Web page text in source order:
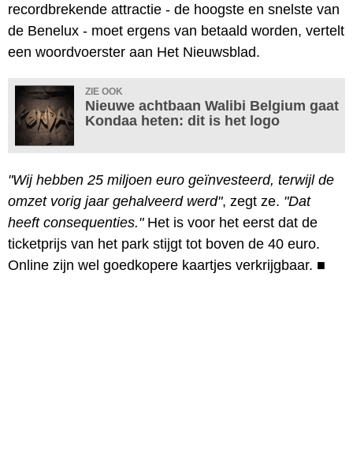
recordbrekende attractie - de hoogste en snelste van
de Benelux - moet ergens van betaald worden, vertelt
een woordvoerster aan Het Nieuwsblad.
ZIE OOK
Nieuwe achtbaan Walibi Belgium gaat
Kondaa heten: dit is het logo
"Wij hebben 25 miljoen euro geïnvesteerd, terwijl de
omzet vorig jaar gehalveerd werd", zegt ze. "Dat
heeft consequenties."Het is voor het eerst dat de
ticketprijs van het park stijgt tot boven de 40 euro.
Online zijn wel goedkopere kaartjes verkrijgbaar. ■